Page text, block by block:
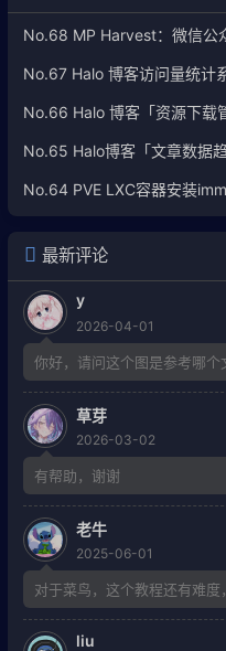
No.65 Halo博客「文章数据
No.64 PVE LXC容器安装
最新评论
y
2026-04-01
你好，请问这个图是参考哪个
草芽
2026-03-02
有帮助，谢谢
老牛
2025-06-01
对于菜鸟，这个教程还有难度
liu